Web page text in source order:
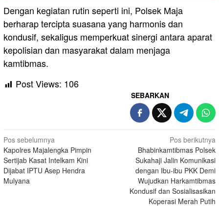
Dengan kegiatan rutin seperti ini, Polsek Maja
berharap tercipta suasana yang harmonis dan
kondusif, sekaligus memperkuat sinergi antara aparat
kepolisian dan masyarakat dalam menjaga
kamtibmas.
Post Views: 106
SEBARKAN
Navigasi
pos
Pos sebelumnya
Kapolres Majalengka Pimpin
Sertijab Kasat Intelkam Kini
Dijabat IPTU Asep Hendra
Mulyana
Pos berikutnya
Bhabinkamtibmas Polsek
Sukahaji Jalin Komunikasi
dengan Ibu-ibu PKK Demi
Wujudkan Harkamtibmas
Kondusif dan Sosialisasikan
Koperasi Merah Putih